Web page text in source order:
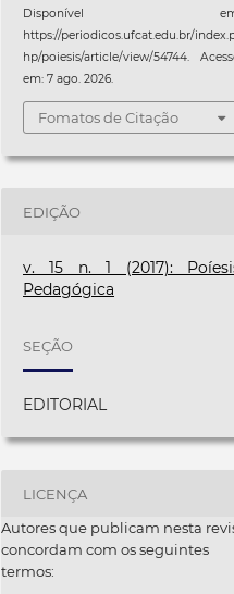
Disponível
https://periodicos.ufcat.edu.br/
hp/poiesis/article/view/54744.
em: 7 ago. 2026.
Fomatos de Citação
EDIÇÃO
v. 15 n. 1 (2017):
Pedagógica
SEÇÃO
EDITORIAL
LICENÇA
Autores que publicam nesta
concordam com os seguintes
termos: